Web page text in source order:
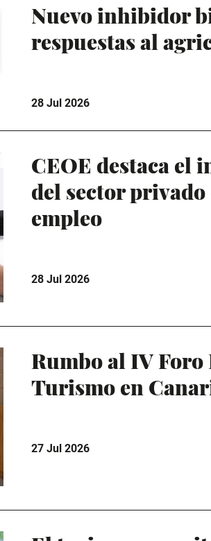
Nuevo inhibidor
respuestas al
28 Jul 2026
CEOE destaca el
del sector
empleo
28 Jul 2026
Rumbo al IV
Turismo en
27 Jul 2026